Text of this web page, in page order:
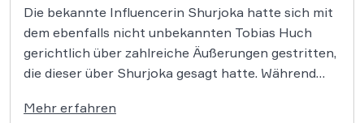
Die bekannte Influencerin Shurjoka hatte sich mit
dem ebenfalls nicht unbekannten Tobias Huch
gerichtlich über zahlreiche Äußerungen gestritten,
die dieser über Shurjoka gesagt hatte. Während
weiter „hetzt Tag ein Tag aus (…)“ äußern darf, darf
Mehr erfahren